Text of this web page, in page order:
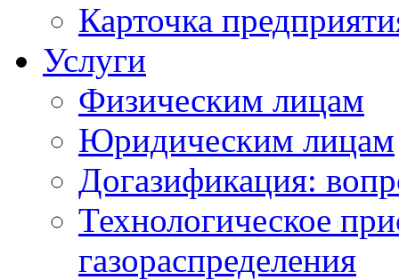
Карточка
Услуги
Физическим лицам
Юридическим лицам
Догазификация:
Технологическое
газораспределения